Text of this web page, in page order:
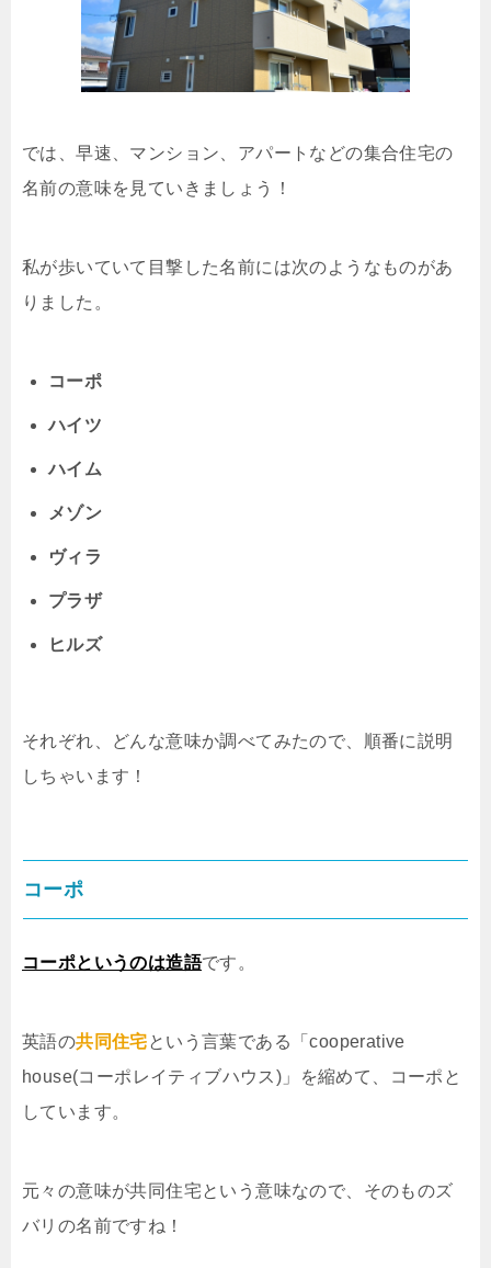
では、早速、マンション、アパートなどの集合住宅の
名前の意味を見ていきましょう！
私が歩いていて目撃した名前には次のようなものがあ
りました。
コーポ
ハイツ
ハイム
メゾン
ヴィラ
プラザ
ヒルズ
それぞれ、どんな意味か調べてみたので、順番に説明
しちゃいます！
コーポ
コーポというのは造語です。
英語の共同住宅という言葉である「cooperative
house(コーポレイティブハウス)」を縮めて、コーポと
しています。
元々の意味が共同住宅という意味なので、そのものズ
バリの名前ですね！